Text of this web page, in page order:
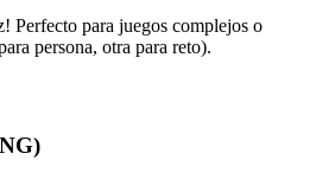
Perfecto para juegos complejos o
persona, otra para reto).